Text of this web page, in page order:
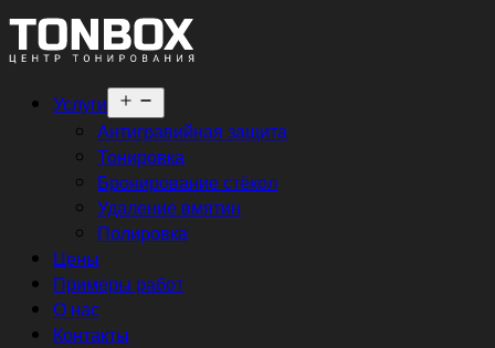
Услуги
меню
Антигравийная защита
Тонировка
Бронирование стёкол
Удаление вмятин
Полировка
Цены
Примеры работ
О нас
Контакты